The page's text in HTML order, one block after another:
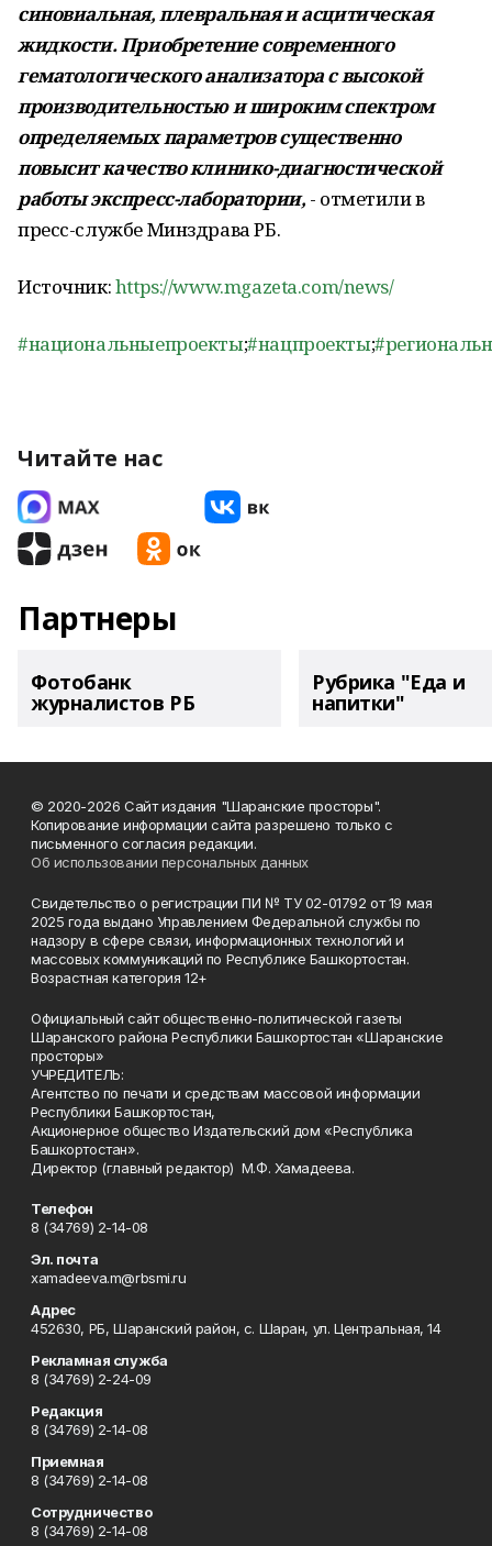
синовиальная, плевральная и асцитическая
жидкости. Приобретение современного
гематологического анализатора с высокой
производительностью и широким спектром
определяемых параметров существенно
повысит качество клинико-диагностической
работы экспресс-лаборатории, - отметили в
пресс-службе Минздрава РБ.
Источник:https://www.mgazeta.com/news/
#национальныепроекты;#нацпроекты;
Читайте нас
Партнеры
Фотобанк
журналистов РБ
Рубрика "Еда и
напитки"
© 2020-2026 Сайт издания "Шаранские просторы".
Копирование информации сайта разрешено только с
письменного согласия редакции.
Об использовании персональных данных
Свидетельство о регистрации ПИ № ТУ 02-01792 от 19 мая
2025 года выдано Управлением Федеральной службы по
надзору в сфере связи, информационных технологий и
массовых коммуникаций по Республике Башкортостан.
Возрастная категория 12+
Официальный сайт общественно-политической газеты
Шаранского района Республики Башкортостан «Шаранские
просторы»
УЧРЕДИТЕЛЬ:
Агентство по печати и средствам массовой информации
Республики Башкортостан,
Акционерное общество Издательский дом «Республика
Башкортостан».
Директор (главный редактор) М.Ф. Хамадеева.
Телефон
8 (34769) 2-14-08
Эл. почта
xamadeeva.m@rbsmi.ru
Адрес
452630, РБ, Шаранский район, с. Шаран, ул. Центральная, 14
Рекламная служба
8 (34769) 2-24-09
Редакция
8 (34769) 2-14-08
Приемная
8 (34769) 2-14-08
Сотрудничество
8 (34769) 2-14-08